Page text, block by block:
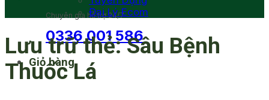
Chuyên gia hỗ trợ 24/7
0336 001 586
Giỏ hàng
Đại Lý Ecom
Lưu trữ thẻ:Sâu Bệnh
Thuốc Lá